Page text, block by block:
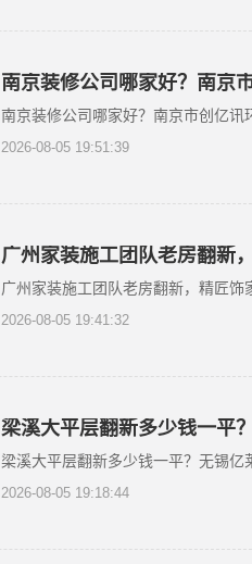
南京装修公司哪家好？南京
南京装修公司哪家好？南京市创亿讯
2026-08-05 19:51:39
广州家装施工团队老房翻新
广州家装施工团队老房翻新，精匠饰
2026-08-05 19:41:32
梁溪大平层翻新多少钱一平
梁溪大平层翻新多少钱一平？无锡
2026-08-05 19:18:44